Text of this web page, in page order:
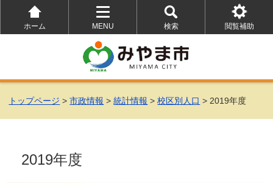
ホーム
MENU
を
開
く
検索
を
開
く
閲覧補助
を
トップページ >市政情報 >統計情報 >校区別人口 > 2019年度
2019年度